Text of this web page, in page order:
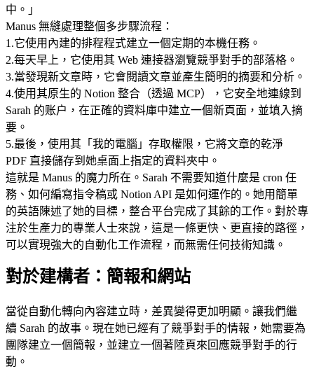
中。」
Manus 無縫處理整個多步驟流程：
1 .它使用內建的排程程式建立一個定期的本機任務。
2.每天早上，它使用其 Web 連接器瀏覽競爭對手的部落格。
3.當發現新文章時，它會閱讀文章並產生簡明的摘要和分析。
4.使用其原生的 Notion 整合（透過 MCP），它安全地連線到
Sarah 的账户，在正確的資料庫中建立一個新頁面，並填入摘
要。
5.最後，使用其「我的電腦」存取權限，它將文章的乾淨
PDF 直接儲存到她桌面上指定的資料夾中。
這就是 Manus 的魔力所在。Sarah 不需要知道什麼是 cron 任
務、如何編寫指令稿或 Notion API 是如何運作的。她用簡單
的英語陳述了她的目標，整合平台完成了其餘的工作。對於專
注於生產力的專業人士來說，這是一條更快、更直接的路徑，
可以實現強大的自動化工作流程，而無需任何技術知識。
對於建構者：簡報和網站
當從自動化轉向內容建立時，差異變得更加明顯。讓我們繼
續 Sarah 的故事。現在她已經有了競爭對手的情報，她需要為
團隊建立一個簡報，並建立一個著陸頁來回應競爭對手的行
動。